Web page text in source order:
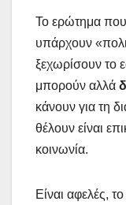
Το ερώτημα που
υπάρχουν
ξεχωρίσουν το
μπορούν αλλά
κάνουν για τη
θέλουν είναι
κοινωνία.
Είναι αφελές,